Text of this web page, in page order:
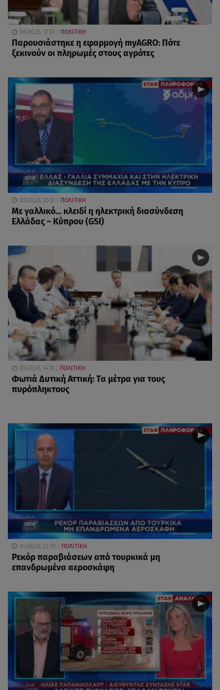
06.08.26, 12:33 ΠΟΛΙΤΙΚΗ
Παρουσιάστηκε η εφαρμογή myAGRO: Πότε
ξεκινούν οι πληρωμές στους αγρότες
05.08.26, 20:51 ΠΟΛΙΤΙΚΗ
Με γαλλικό... κλειδί η ηλεκτρική διασύνδεση
Ελλάδας – Κύπρου (GSI)
05.08.26, 14:18 ΠΟΛΙΤΙΚΗ
Φωτιά Δυτική Αττική: Τα μέτρα για τους
πυρόπληκτους
04.08.26, 22:05 ΠΟΛΙΤΙΚΗ
Ρεκόρ παραβιάσεων από τουρκικά μη
επανδρωμένα αεροσκάφη